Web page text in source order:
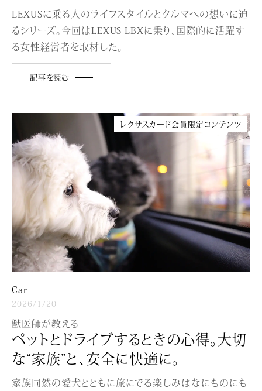
LEXUSに乗る人のライフスタイルとクルマへの想いに迫
るシリーズ。今回はLEXUS LBXに乗り、国際的に活躍す
る女性経営者を取材した。
記事を読む
レクサスカード会員限定コンテンツ
Car
2026/1/20
獣医師が教える
ペットとドライブするときの心得。大切
な“家族”と、安全に快適に。
家族同然の愛犬とともに旅にでる楽しみはなにものにも